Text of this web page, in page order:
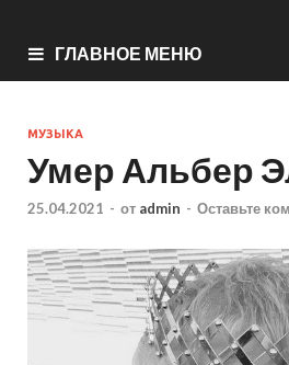
ГЛАВНОЕ МЕНЮ
МУЗЫКА
Умер Альбер
25.04.2021 - от admin - Оставьте